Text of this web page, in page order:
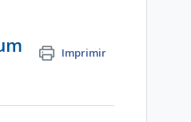
Imprimir